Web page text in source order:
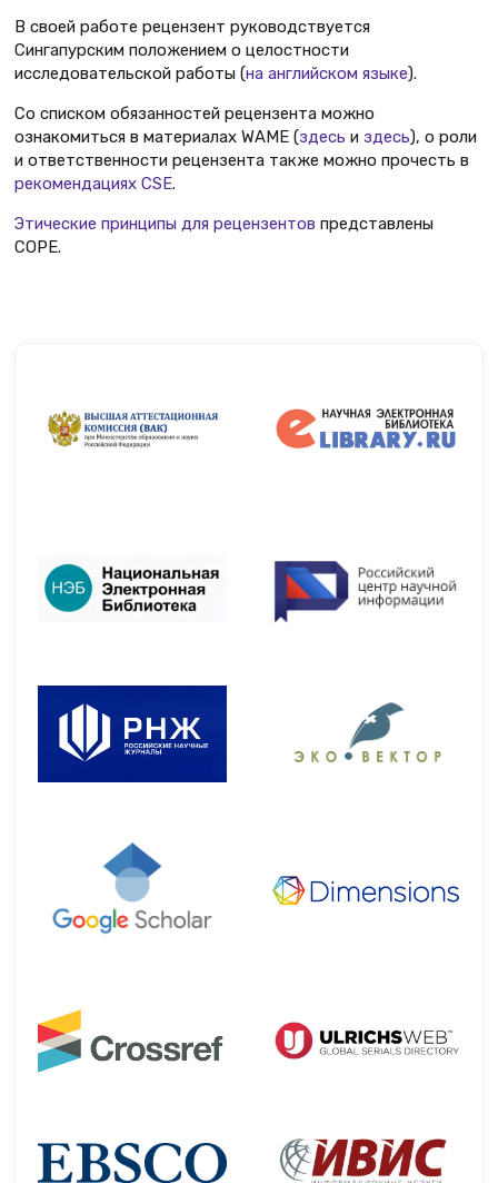
В своей работе рецензент руководствуется
Сингапурским положением о целостности
исследовательской работы (на английском языке).
Со списком обязанностей рецензента можно
ознакомиться в материалах WAME (здесь и здесь), о роли
и ответственности рецензента также можно прочесть в
рекомендациях CSE.
Этические принципы для рецензентов представлены
COPE.